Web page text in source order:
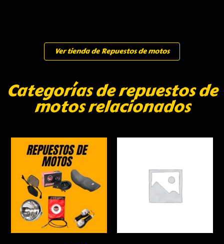
Ver tienda de Repuestos de motos
Categorías de repuestos de
motos relacionados